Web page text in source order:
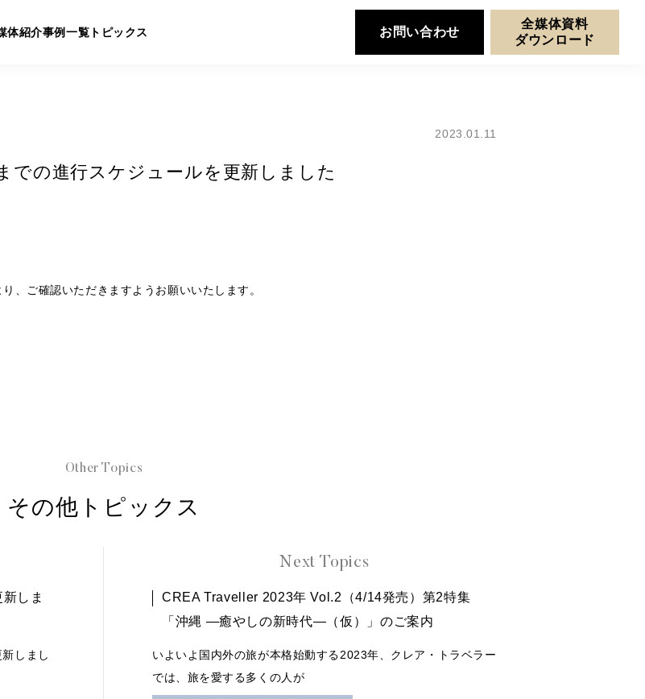
体紹介事例一覧 トピックス お問い合わせ
全媒体資料
ダウンロード
2023.01.11
での進行スケジュールを更新しました
、ご確認いただきますようお願いいたします。
Other Topics
その他トピックス
しま
しまし
Next Topics
CREA Traveller 2023年 Vol.2（4/14発売）第2特集
「沖縄 ―癒やしの新時代―（仮）」のご案内
いよいよ国内外の旅が本格始動する2023年、クレア・トラベラー
では、旅を愛する多くの人が